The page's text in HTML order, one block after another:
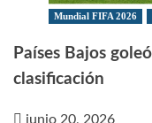
Mundial FIFA 2026
Países Bajos
clasificación
junio 20, 2026